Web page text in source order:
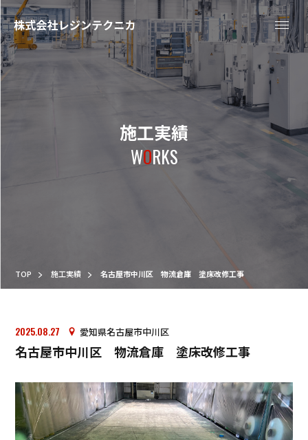
施工実績
WORKS
TOP 施工実績 名古屋市中川区 物流倉庫 塗床改修工事
2025.08.27 愛知県名古屋市中川区
名古屋市中川区 物流倉庫 塗床改修工事